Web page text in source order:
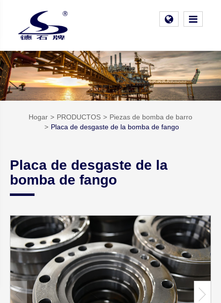
Hogar PRODUCTOS
Piezas de bomba de barro
Placa de desgaste de la bomba de fango
Placa de desgaste de la
bomba de fango